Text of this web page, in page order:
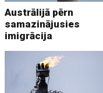
Austrālijā pērn
samazinājusies
imigrācija